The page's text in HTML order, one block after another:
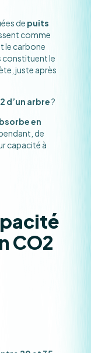
de puits
comme
le carbone
constituent le
juste après
d’un arbre?
en
de
capacité à
CO2